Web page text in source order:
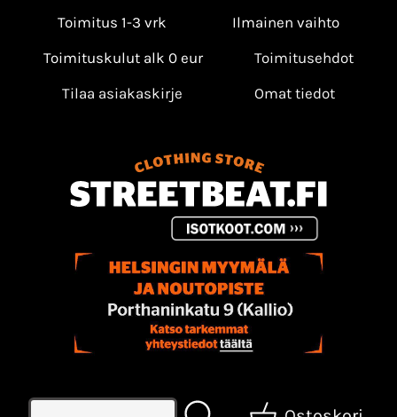
Toimitus 1-3 vrk
Ilmainen vaihto
Toimituskulut alk 0 eur
Toimitusehdot
Tilaa asiakaskirje
Omat tiedot